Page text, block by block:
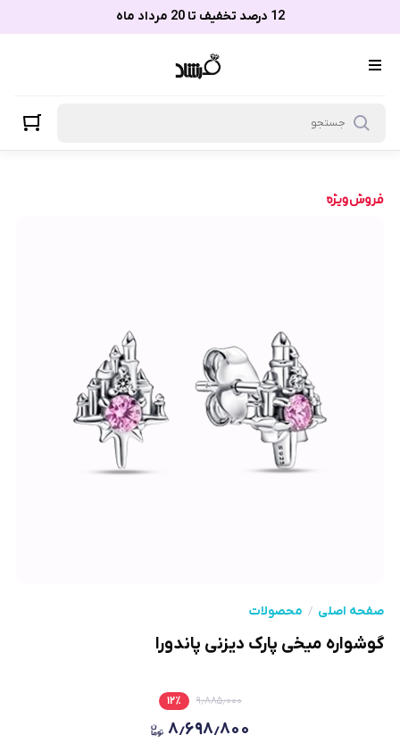
12 درصد تخفیف تا 20 مرداد ماه
صفحه اصلی محصولات
گوشواره میخی پارک دیزنی پاندورا
۹٫۸۸۵٫۰۰۰ ۱۲٪
۸٫۶۹۸٫۸۰۰